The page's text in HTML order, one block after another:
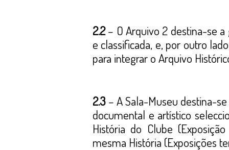
2.2– O Arquivo 2 destina-se a
e classificada, e, por outro
para integrar o Arquivo
2.3 – A Sala-Museu destina-
documental e artístico
História do Clube
mesma História (Exposições